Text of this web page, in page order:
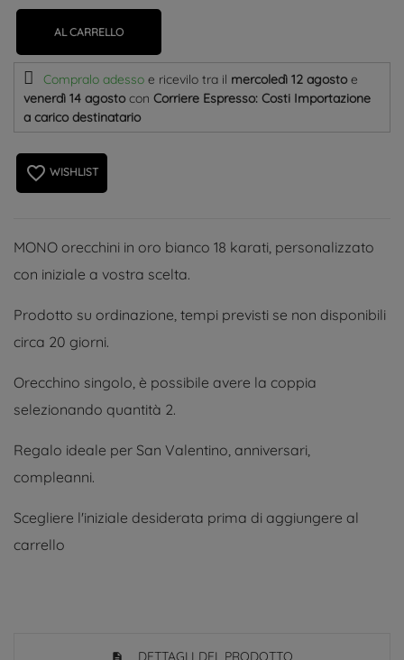
AL CARRELLO
Compralo adesso e ricevilo tra il mercoledì 12 agostoe
venerdì 14 agosto con Corriere Espresso: Costi Importazione
a carico destinatario
favorite_border WISHLIST
MONO orecchini in oro bianco 18 karati, personalizzato
con iniziale a vostra scelta.
Prodotto su ordinazione, tempi previsti se non disponibili
circa 20 giorni.
Orecchino singolo, è possibile avere la coppia
selezionando quantità 2.
Regalo ideale per San Valentino, anniversari,
compleanni.
Scegliere l'iniziale desiderata prima di aggiungere al
carrello
DETTAGLI DEL PRODOTTO